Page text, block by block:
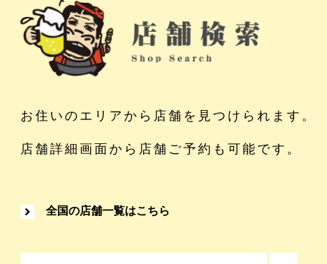
お住いのエリアから店舗を見つけられます。
店舗詳細画面から店舗ご予約も可能です。
全国の店舗一覧はこちら